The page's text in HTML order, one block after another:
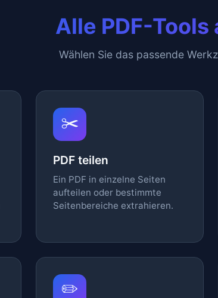
Alle PDF-
Wählen Sie das passende
✂️
PDF teilen
Ein PDF in einzelne Seiten
aufteilen oder bestimmte
Seitenbereiche extrahieren.
✏️